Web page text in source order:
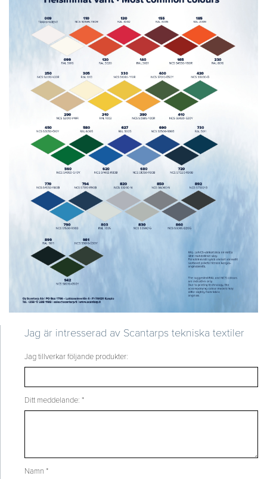
Jag är intresserad av Scantarps tekniska textiler
Jag tillverkar följande produkter:
Ditt meddelande: *
Namn *